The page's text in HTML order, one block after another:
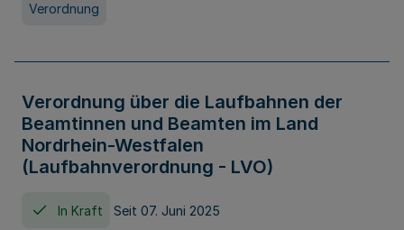
Verordnung
Verordnung über die Laufbahnen der
Beamtinnen und Beamten im Land
Nordrhein-Westfalen
(Laufbahnverordnung - LVO)
In Kraft Seit 07. Juni 2025